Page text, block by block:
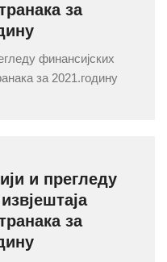
за
финансијских
за 2021.годину
и прегледу
за